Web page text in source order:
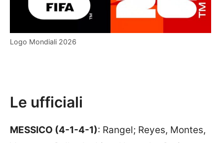
Logo Mondiali 2026
Le ufficiali
MESSICO (4-1-4-1): Rangel; Reyes, Montes,